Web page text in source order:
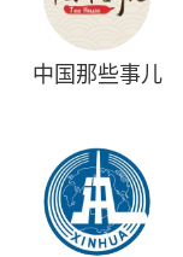
中国那些事儿